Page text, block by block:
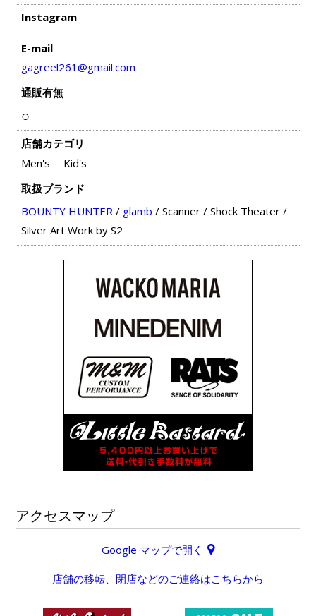
Instagram
E-mail
gagreel261@gmail.com
通販有無
○
店舗カテゴリ
Men's
Kid's
取扱ブランド
BOUNTY HUNTER / glamb / Scanner/ Shock Theater/
Silver Art Work by S2
アクセスマップ
Google マップで開く
店舗の移転、閉店などのご連絡はこちらから